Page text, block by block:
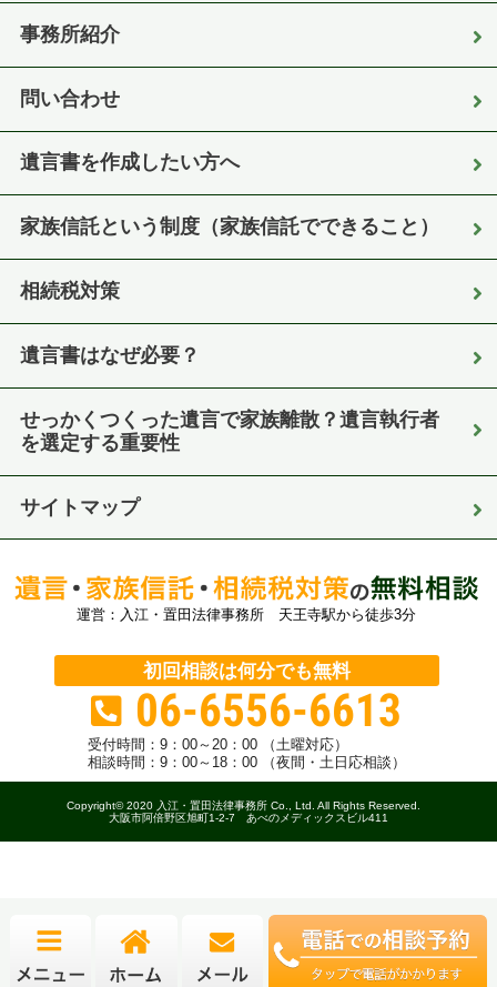
事務所紹介
問い合わせ
遺言書を作成したい方へ
家族信託という制度（家族信託でできること）
相続税対策
遺言書はなぜ必要？
せっかくつくった遺言で家族離散？遺言執行者
を選定する重要性
サイトマップ
運営：入江・置田法律事務所 天王寺駅から徒歩3分
初回相談は何分でも無料
06-6556-6613
受付時間： 9：00～20：00 （土曜対応）
相談時間：9：00～18：00 （夜間・土日応相談）
Copyright© 2020 入江・置田法律事務所 Co., Ltd. All Rights Reserved.
大阪市阿倍野区旭町1-2-7 あべのメディックスビル411